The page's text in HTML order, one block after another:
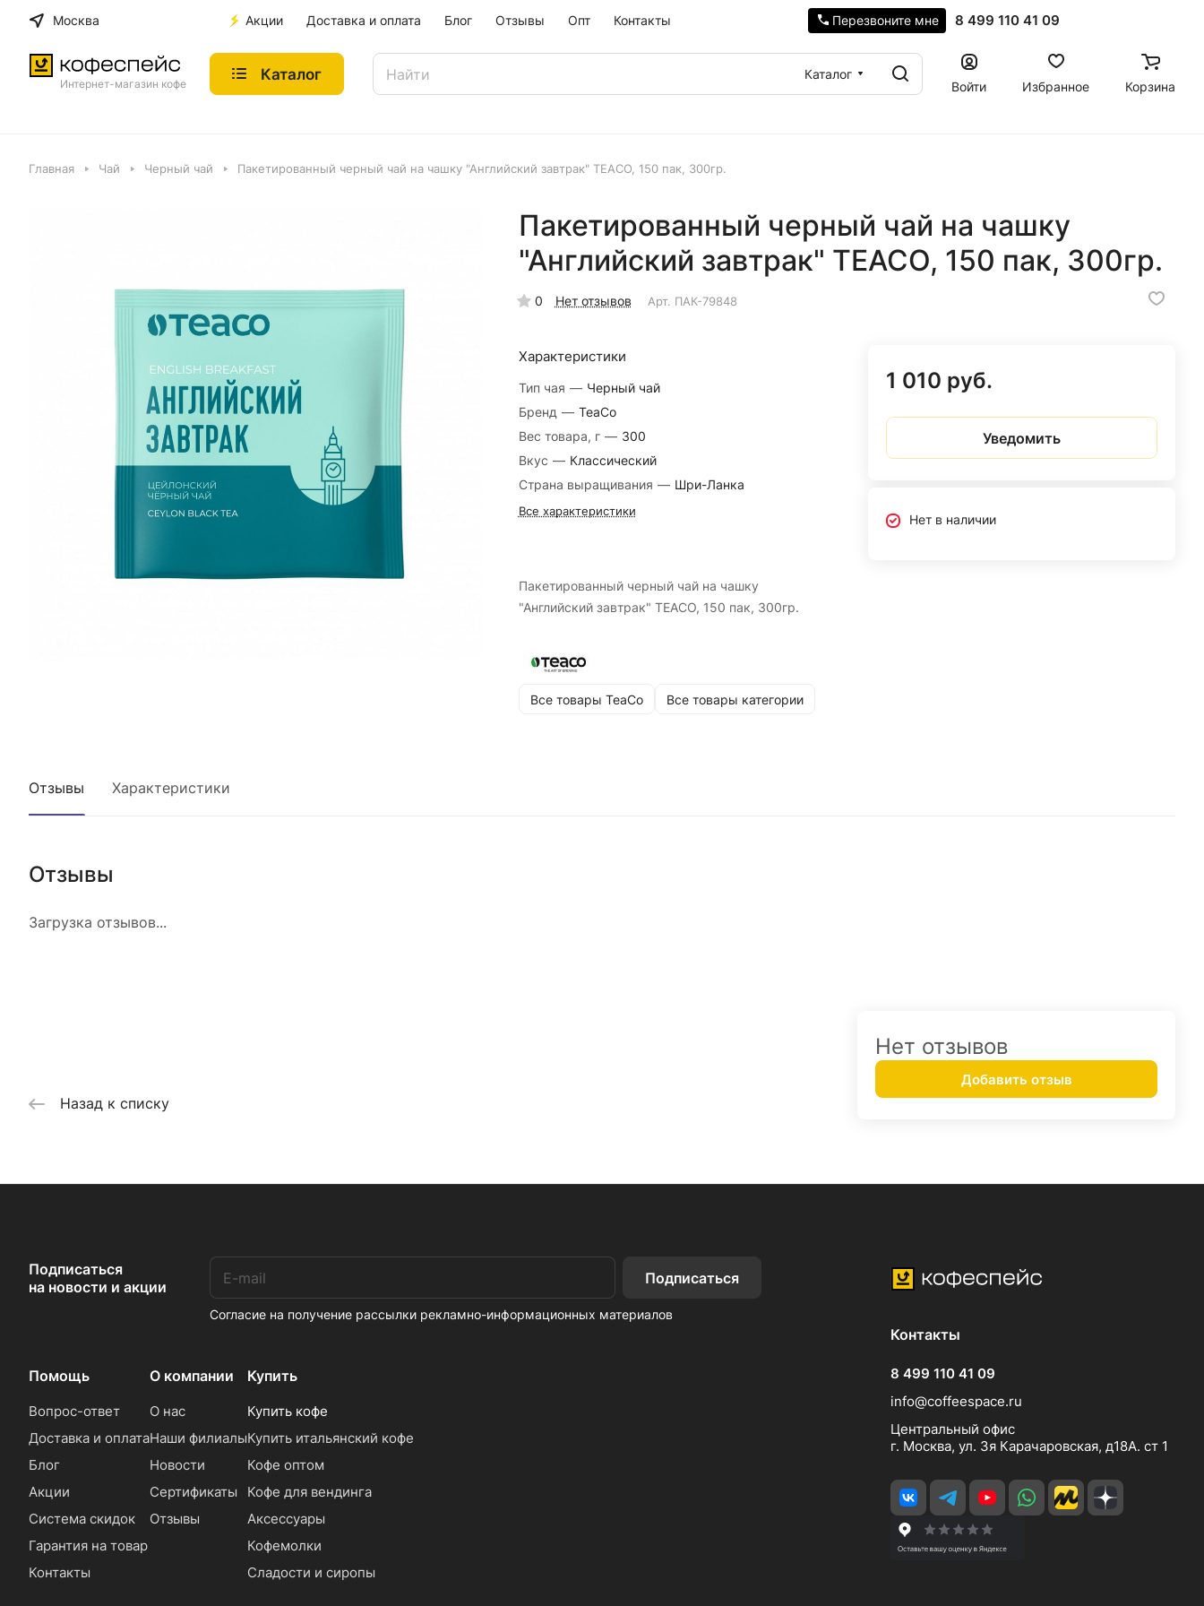
Москва Акции Доставка и оплата Блог Отзывы Опт Контакты 8 499 110 41 09
Перезвоните мне
Интернет-магазин кофе
Каталог
Каталог
Войти
Избранное Корзина
Главная Чай Черный чай Пакетированный черный чай на чашку "Английский завтрак" TEACO, 150 пак, 300гр.
Пакетированный черный чай на чашку
"Английский завтрак" TEACO, 150 пак, 300гр.
0 Нет отзывов Арт. ПАК-79848
Характеристики
Тип чая — Черный чай
Бренд — TeaCo
Вес товара, г — 300
Вкус — Классический
Страна выращивания — Шри-Ланка
Все характеристики
Пакетированный черный чай на чашку
"Английский завтрак" TEACO, 150 пак, 300гр.
Все товары TeaCo Все товары категории
1 010 руб.
Уведомить
Нет в наличии
Отзывы Характеристики
Отзывы
Загрузка отзывов...
Нет отзывов
Добавить отзыв
Назад к списку
Подписаться
на новости и акции
Подписаться
Согласие на получение рассылки рекламно-информационных материалов
Помощь
Вопрос-ответ
Доставка и оплата
Блог
Акции
Система скидок
Гарантия на товар
Контакты
О компании
О нас
Наши филиалы
Новости
Сертификаты
Отзывы
Купить
Купить кофе
Купить итальянский кофе
Кофе оптом
Кофе для вендинга
Аксессуары
Кофемолки
Сладости и сиропы
Контакты
8 499 110 41 09
info@coffeespace.ru
Центральный офис
г. Москва, ул. 3я Карачаровская, д18А. ст 1